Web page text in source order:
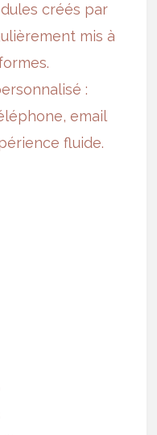
créés par
mis à
:
email
fluide.